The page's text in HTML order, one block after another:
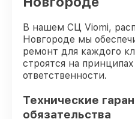
В нашем СЦ Viomi,
Новгороде мы
ремонт для каждого
строятся на
ответственности.
Технические
обязательства